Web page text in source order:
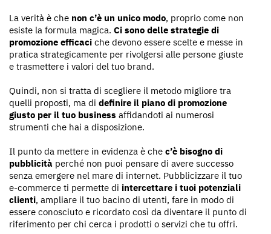
La verità è che non c’è un unico modo, proprio come non
esiste la formula magica. Ci sono delle strategie di
promozione efficaci che devono essere scelte e messe in
pratica strategicamente per rivolgersi alle persone giuste
e trasmettere i valori del tuo brand.
Quindi, non si tratta di scegliere il metodo migliore tra
quelli proposti, ma di definire il piano di promozione
giusto per il tuo business affidandoti ai numerosi
strumenti che hai a disposizione.
Il punto da mettere in evidenza è che c’è bisogno di
pubblicità perché non puoi pensare di avere successo
senza emergere nel mare di internet. Pubblicizzare il tuo
e-commerce ti permette di intercettare i tuoi potenziali
clienti, ampliare il tuo bacino di utenti, fare in modo di
essere conosciuto e ricordato così da diventare il punto di
riferimento per chi cerca i prodotti o servizi che tu offri.